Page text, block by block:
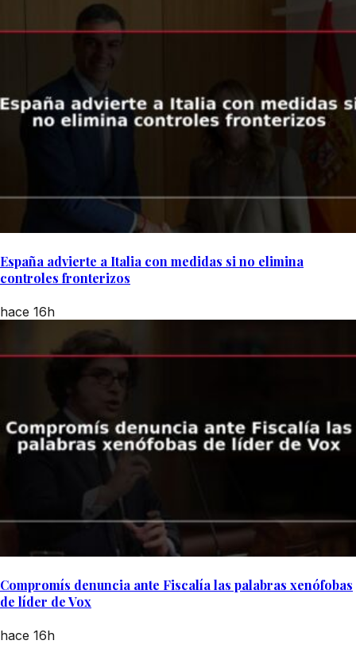
España advierte a Italia con medidas si no elimina
controles fronterizos
hace 16h
Compromís denuncia ante Fiscalía las palabras xenófobas
de líder de Vox
hace 16h